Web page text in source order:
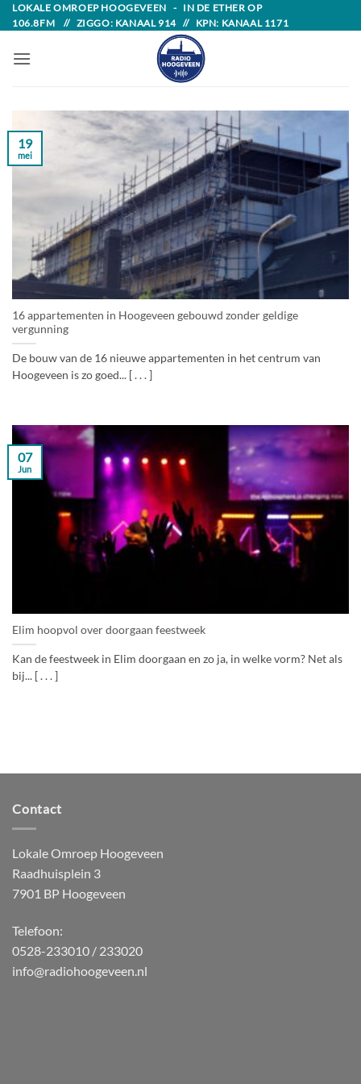
Skip
to
content
LOKALE OMROEP HOOGEVEEN - IN DE ETHER OP
106.8FM // ZIGGO: KANAAL 914 // KPN: KANAAL 1171
16 appartementen in Hoogeveen gebouwd zonder geldige
vergunning
De bouw van de 16 nieuwe appartementen in het centrum van
Hoogeveen is zo goed... [ . . . ]
19
mei
Elim hoopvol over doorgaan feestweek
Kan de feestweek in Elim doorgaan en zo ja, in welke vorm? Net als
bij... [ . . . ]
07
Jun
Contact
Lokale Omroep Hoogeveen
Raadhuisplein 3
7901 BP Hoogeveen
Telefoon:
0528-233010 / 233020
info@radiohoogeveen.nl